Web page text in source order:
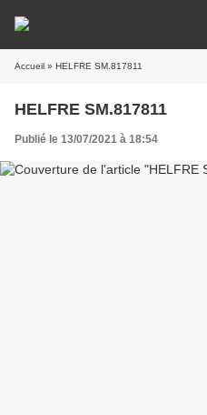
Accueil » HELFRE SM.817811
HELFRE SM.817811
Publié le 13/07/2021 à 18:54